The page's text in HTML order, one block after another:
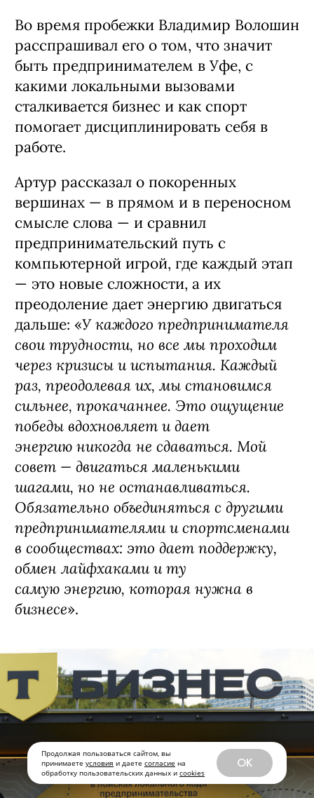
Продолжая пользоваться сайтом, вы
принимаете условия и даете согласие на
обработку пользовательских данных и cookies
OK
Во время пробежки Владимир Волошин
расспрашивал его о том, что значит
быть предпринимателем в Уфе, с
какими локальными вызовами
сталкивается бизнес и как спорт
помогает дисциплинировать себя в
работе.
Артур рассказал о покоренных
вершинах — в прямом и в переносном
смысле слова — и сравнил
предпринимательский путь с
компьютерной игрой, где каждый этап
— это новые сложности, а их
преодоление дает энергию двигаться
дальше: «У каждого предпринимателя
свои трудности, но все мы проходим
через кризисы и испытания. Каждый
раз, преодолевая их, мы становимся
сильнее, прокачаннее. Это ощущение
победы вдохновляет и дает
энергию никогда не сдаваться. Мой
совет — двигаться маленькими
шагами, но не останавливаться.
Обязательно объединяться с другими
предпринимателями и спортсменами
в сообществах: это дает поддержку,
обмен лайфхаками и ту
самую энергию, которая нужна в
бизнесе».